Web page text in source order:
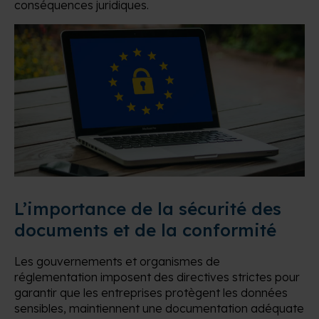
conséquences juridiques.
L’importance de la sécurité des
documents et de la conformité
Les gouvernements et organismes de
réglementation imposent des directives strictes pour
garantir que les entreprises protègent les données
sensibles, maintiennent une documentation adéquate